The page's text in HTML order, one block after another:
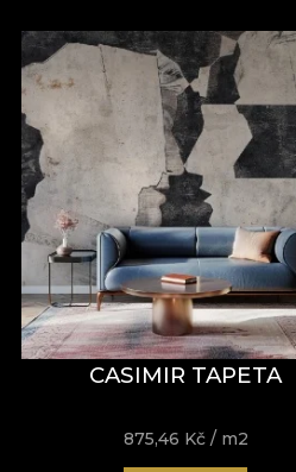
CASIMIR TAPETA
875,46 Kč / m2